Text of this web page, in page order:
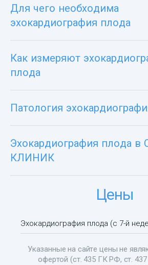
Для чего необходима
эхокардиография плода
Как измеряют
плода
Патология
Эхокардиография плода в
КЛИНИК
Цены
Эхокардиография плода (с 7-й
Указанные на сайте цены не
офертой (ст. 435 ГК РФ, ст.